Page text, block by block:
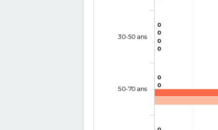
0
0
0
0
0
0
30-50 ans
50-70 ans